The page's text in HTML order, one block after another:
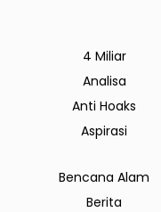
4 Miliar
Analisa
Anti Hoaks
Aspirasi
Bencana Alam
Berita